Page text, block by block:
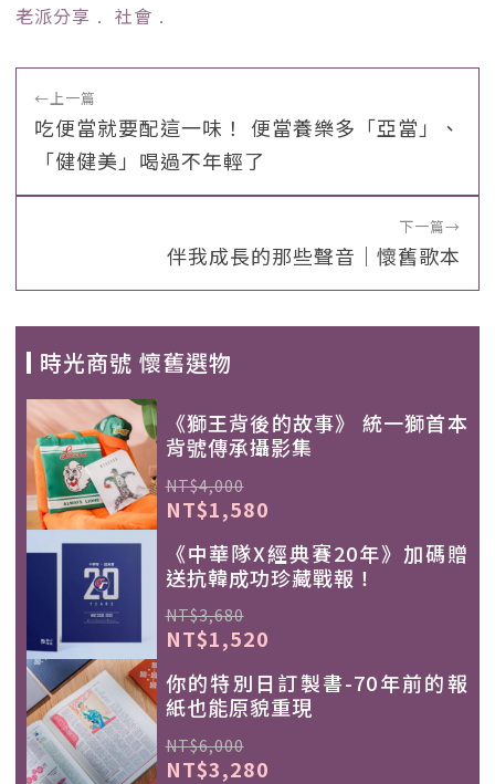
老派分享 ﹒ 社會 ﹒
←上一篇
吃便當就要配這一味！ 便當養樂多「亞當」、
「健健美」喝過不年輕了
下一篇→
伴我成長的那些聲音｜懷舊歌本
時光商號 懷舊選物
《獅王背後的故事》 統一獅首本
背號傳承攝影集
NT$4,000
NT$1,580
《中華隊X經典賽20年》加碼贈
送抗韓成功珍藏戰報！
NT$3,680
NT$1,520
你的特別日訂製書-70年前的報
紙也能原貌重現
NT$6,000
NT$3,280